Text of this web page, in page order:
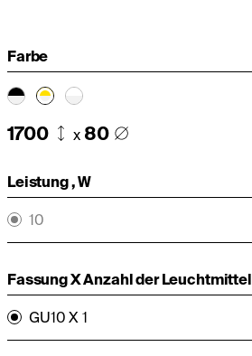
Farbe
1700 x 80
Leistung , W
10
Fassung X Anzahl der Leuchtmittel
GU10 X 1